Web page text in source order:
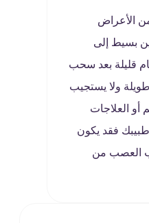
الأعراض
بسيط إلى
قليلة بعد سحب
ولا يستجيب
أو العلاجات
طبيبك فقد يكون
العصب من